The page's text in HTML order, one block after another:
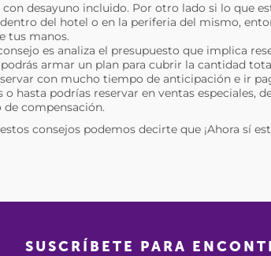
desayuno incluido. Por otro lado si lo que
del hotel o en la periferia del mismo,
tus manos.
es analiza el presupuesto que implica
armar un plan para cubrir la cantidad
con mucho tiempo de anticipación e ir
o hasta podrías reservar en ventas especiales,
compensación.
consejos podemos decirte que ¡Ahora sí
SUSCRÍBETE PARA